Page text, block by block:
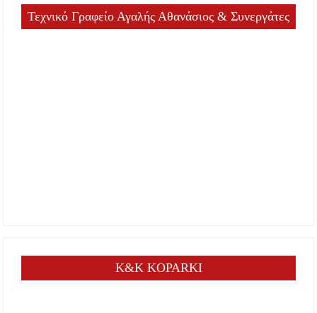
Τεχνικό Γραφείο Αγαλής Αθανάσιος & Συνεργάτες
K&K KOPARKI